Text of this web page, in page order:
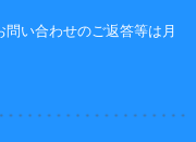
い合わせのご返答等は月